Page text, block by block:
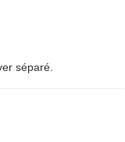
séparé.